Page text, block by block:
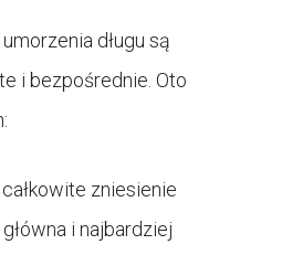
długu są
i bezpośrednie. Oto
zniesienie
i najbardziej